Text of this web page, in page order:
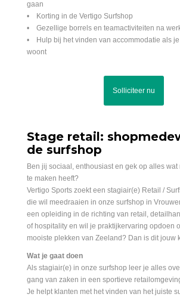
gaan
• Korting in de Vertigo Surfshop
• Gezellige borrels en teamactiviteiten na
• Hulp bij het vinden van accommodatie als
woont
Solliciteer nu
Stage retail:
de surfshop
Ben jij sociaal, enthousiast en gek op alles wat
te maken heeft?
Vertigo Sports zoekt een stagiair(e) Retail /
die wil meedraaien in onze surfshop in
een opleiding in de richting van retail,
of hospitality en wil je praktijkervaring opdoen
mooiste plekken van Zeeland? Dan is dit jouw
Wat je gaat doen
Als stagiair(e) in onze surfshop leer je alles
gang van zaken in een sportieve
Je helpt klanten met het vinden van het juiste